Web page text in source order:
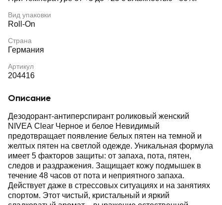
Вид упаковки
Roll-On
Страна
Германия
Артикул
204416
Описание
Дезодорант-антиперспирант роликовый женский
NIVEA Clear Черное и белое Невидимый
предотвращает появление белых пятен на темной и
желтых пятен на светлой одежде. Уникальная формула
имеет 5 факторов защиты: от запаха, пота, пятен,
следов и раздражения. Защищает кожу подмышек в
течение 48 часов от пота и неприятного запаха.
Действует даже в стрессовых ситуациях и на занятиях
спортом. Этот чистый, кристальный и яркий